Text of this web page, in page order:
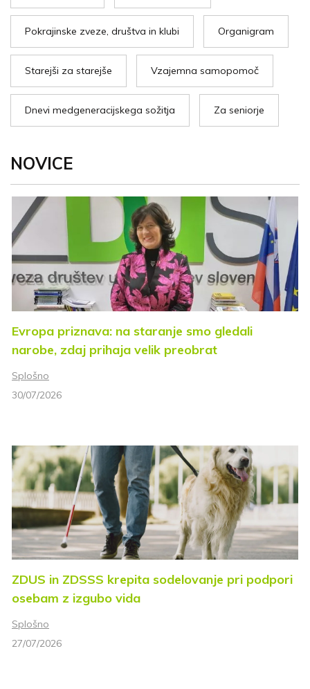
Pokrajinske zveze, društva in klubi Organigram
Starejši za starejše Vzajemna samopomoč
Dnevi medgeneracijskega sožitja Za seniorje
NOVICE
Evropa priznava: na staranje smo gledali
narobe, zdaj prihaja velik preobrat
Splošno
30/07/2026
ZDUS in ZDSSS krepita sodelovanje pri podpori
osebam z izgubo vida
Splošno
27/07/2026